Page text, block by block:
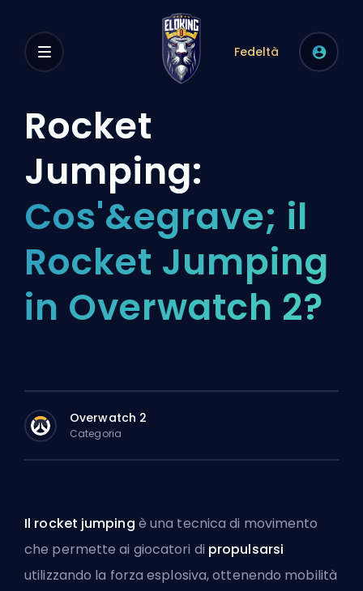
Fedeltà
Rocket
Jumping:
Cos'&egrave; il
Rocket Jumping
in Overwatch 2?
Overwatch 2
Categoria
Il rocket jumping è una tecnica di movimento
che permette ai giocatori di propulsarsi
utilizzando la forza esplosiva, ottenendo mobilità